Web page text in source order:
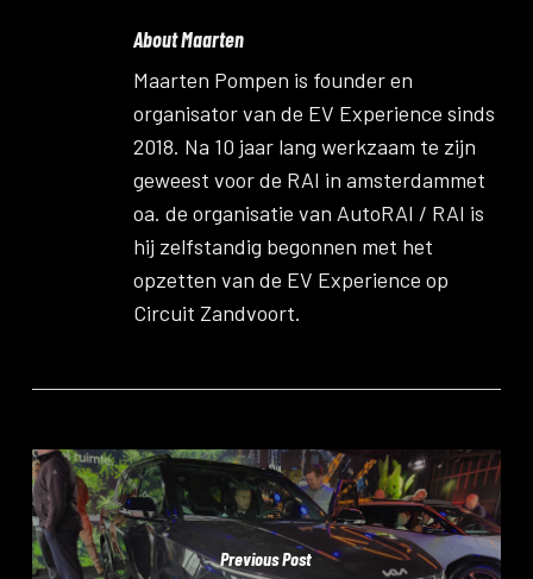
AboutMaarten
Maarten Pompen is founder en
organisator van de EV Experience sinds
2018. Na 10 jaar lang werkzaam te zijn
geweest voor de RAI in amsterdammet
oa. de organisatie van AutoRAI / RAI is
hij zelfstandig begonnen met het
opzetten van de EV Experience op
Circuit Zandvoort.
Previous Post